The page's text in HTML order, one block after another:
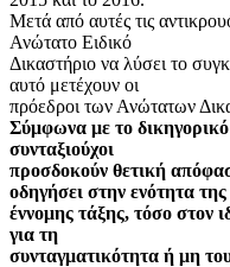
Μετά από αυτές τις
Ανώτατο Ειδικό
Δικαστήριο να λύσει το
αυτό μετέχουν οι
πρόεδροι των Ανώτατων
Σύμφωνα με το
συνταξιούχοι
προσδοκούν θετική
οδηγήσει στην ενότητα της
έννομης τάξης, τόσο στον
για τη
συνταγματικότητα ή μη